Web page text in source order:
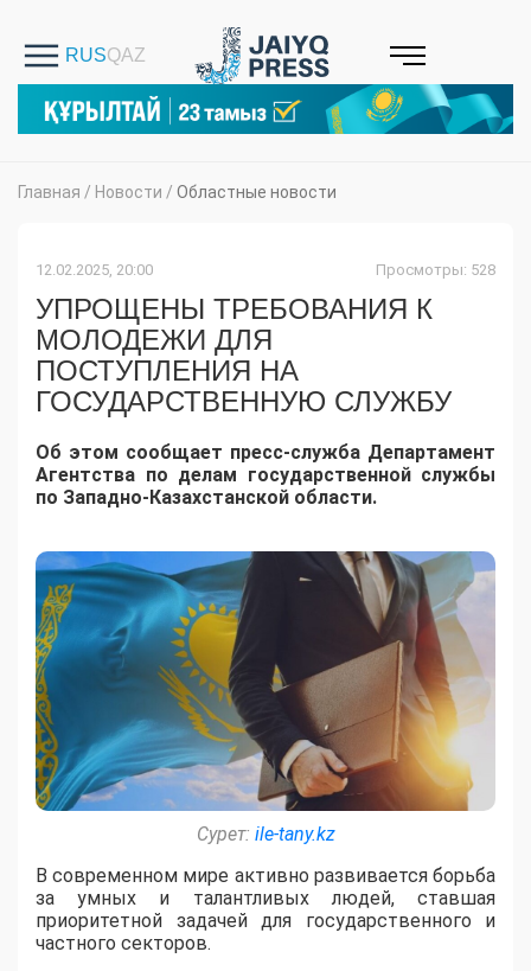
Главная / Новости / Областные новости
12.02.2025, 20:00 Просмотры: 528
УПРОЩЕНЫ ТРЕБОВАНИЯ К
МОЛОДЕЖИ ДЛЯ
ПОСТУПЛЕНИЯ НА
ГОСУДАРСТВЕННУЮ СЛУЖБУ
Об этом сообщает пресс-служба Департамент
Агентства по делам государственной службы
по Западно-Казахстанской области.
Сурет: ile-tany.kz
В современном мире активно развивается борьба
за умных и талантливых людей, ставшая
приоритетной задачей для государственного и
частного секторов.